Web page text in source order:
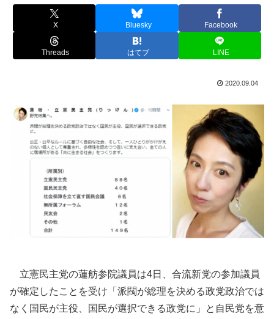
X Bluesky Facebook
Threads はてブ LINE
2020.09.04
立憲民主党の蓮舫参院議員は4日、合流新党の参加議員
が確定したことを受け「派閥が総理を決める政党政治では
なく国民が主役、国民が選択できる政党に」と自民党を意